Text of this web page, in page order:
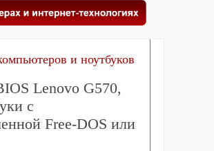
и ноутбуков
Lenovo G570,
с
Free-DOS или